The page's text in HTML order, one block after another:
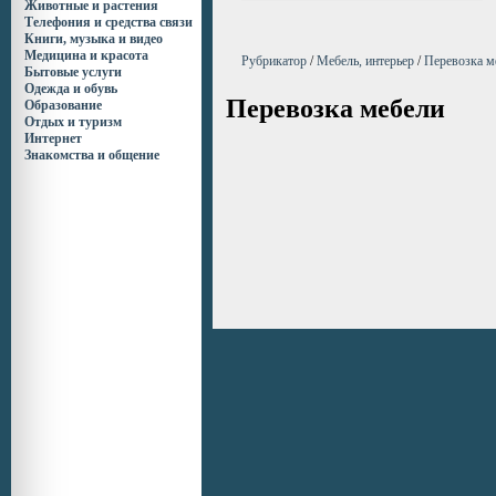
Животные и растения
Телефония и средства связи
Книги, музыка и видео
Медицина и красота
Бытовые услуги
Одежда и обувь
Образование
Отдых и туризм
Интернет
Знакомства и общение
Рубрикатор /Мебель, интерьер /Перевозка
Перевозка мебели